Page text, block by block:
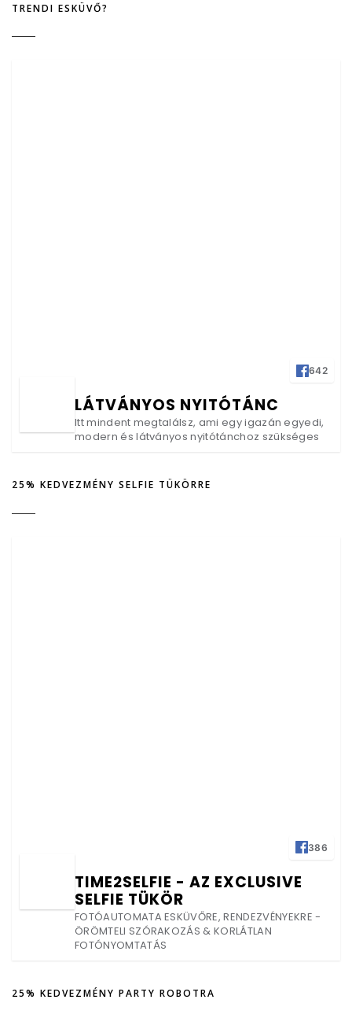
TRENDI ESKÜVŐ?
642
LÁTVÁNYOS NYITÓTÁNC
Itt mindent megtalálsz, ami egy igazán egyedi,
modern és látványos nyitótánchoz szükséges
25% KEDVEZMÉNY SELFIE TÜKÖRRE
386
TIME2SELFIE - AZ EXCLUSIVE
SELFIE TÜKÖR
FOTÓAUTOMATA ESKÜVŐRE, RENDEZVÉNYEKRE -
ÖRÖMTELI SZÓRAKOZÁS & KORLÁTLAN
FOTÓNYOMTATÁS
25% KEDVEZMÉNY PARTY ROBOTRA